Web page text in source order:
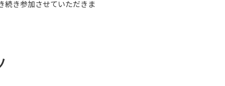
続き参加させていただきま